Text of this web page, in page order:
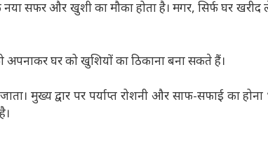
सफर और खुशी का मौका होता है। मगर, सिर्फ घर खरीद
घर को खुशियों का ठिकाना बना सकते हैं।
मुख्य द्वार पर पर्याप्त रोशनी और साफ-सफाई का होना